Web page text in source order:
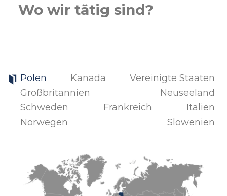
Wo wir tätig sind?
Polen Kanada
Vereinigte Staaten
Großbritannien
Neuseeland
Schweden
Frankreich
Italien
Norwegen
Slowenien